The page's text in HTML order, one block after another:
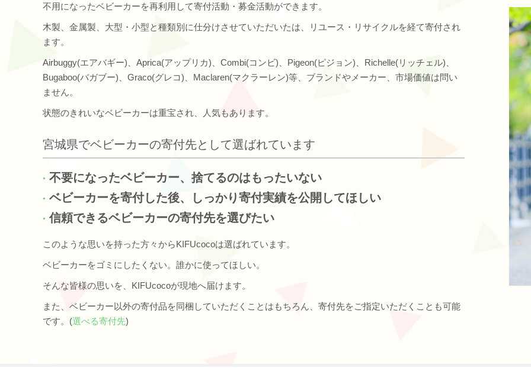
不用になったベビーカーを再利用して寄付活動・募金活動ができます。
木製、金属製、大型・小型と種類別に仕分けさせていただいたは、リユース・リサイクルを経て寄付され
ます。
Airbuggy(エアバギー)、Aprica(アップリカ)、Combi(コンビ)、Pigeon(ピジョン)、Richelle(リッチェル)、
Bugaboo(バガブー)、Graco(グレコ)、Maclaren(マクラーレン)等、ブランドやメーカー、市場価値は問い
ません。
状態のきれいなベビーカーは重宝され、人気もあります。
宮城県でベビーカーの寄付先として選ばれています
不要になったベビーカー、捨てるのはもったいない
ベビーカーを寄付した後、しっかり寄付実績を公開してほしい
信頼できるベビーカーの寄付先を選びたい
このような思いを持った方々からKIFUcocoは選ばれています。
ベビーカーをゴミにしたくない。誰かに使ってほしい。
そんな皆様の思いを、KIFUcocoが現地へ届けます。
また、ベビーカー以外の寄付品を同梱していただくことはもちろん、寄付先をご指定いただくことも可能
です。(選べる寄付先)